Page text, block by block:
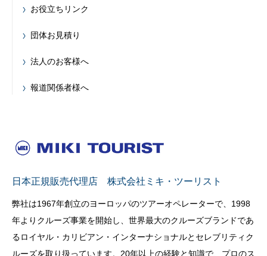
お役立ちリンク
団体お見積り
法人のお客様へ
報道関係者様へ
日本正規販売代理店 株式会社ミキ・ツーリスト
弊社は1967年創立のヨーロッパのツアーオペレーターで、1998
年よりクルーズ事業を開始し、世界最大のクルーズブランドであ
るロイヤル・カリビアン・インターナショナルとセレブリティク
ルーズを取り扱っています。20年以上の経験と知識で、プロのス